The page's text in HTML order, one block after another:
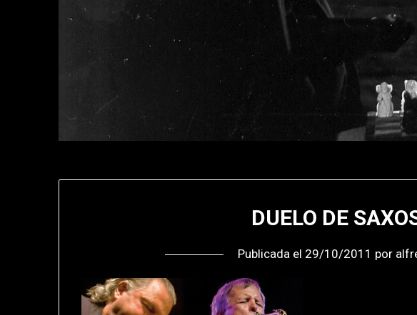
DUELO DE
Publicada el 29/10/2011 por